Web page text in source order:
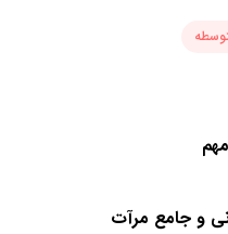
و جامع مرآت